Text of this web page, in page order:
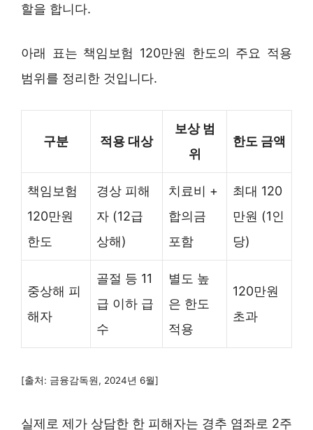
할을 합니다.
아래 표는 책임보험 120만원 한도의 주요 적용
범위를 정리한 것입니다.
구분 적용 대상
보상 범
위
한도 금액
책임보험
120만원
한도
경상 피해
자 (12급
상해)
치료비 +
합의금
포함
최대 120
만원 (1인
당)
중상해 피
해자
골절 등 11
급 이하 급
수
별도 높
은 한도
적용
120만원
초과
[출처: 금융감독원, 2024년 6월]
실제로 제가 상담한 한 피해자는 경추 염좌로 2주